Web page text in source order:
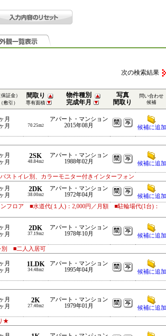
次の検索結果
証金）
敷引）
間取り
専有面積
物件種別
完成年月
写真
間取り
問い合わせ
候補
月
月 70.25m2
アパート・マンション
2015年08月
候補に追加
月
月
2SK
48.84m2
アパート・マンション
1988年02月
候補に追加
ストイレ別、カラーモニター付きインターフォン
月
月
2DK
38.00m2
アパート・マンション
1972年04月
候補に追加
フロア ■水道代(１人)：2,000円／月額 ■駐輪場代(1台)：
月
月
2DK
37.19m2
アパート・マンション
1978年10月
候補に追加
■二人入居可
月
月
1LDK
34.48m2
アパート・マンション
1995年04月
候補に追加
月
月
2K
27.40m2
アパート・マンション
1979年01月
候補に追加
★